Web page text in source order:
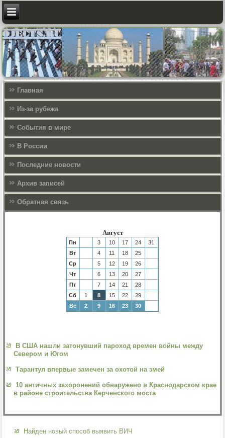
Главная
Из-за рубежа
События в мире
В России
Последние новости
Архив записей
Обратная связь
Август
Пн 3 10 17 24
31
Вт
4 11 18
25
Ср
5 12 19
26
Чт
6 13 20
27
Пт
7 14 21
28
Сб
1 8 15 22
29
Вс
2 9 16 23 30
В США нашли затонувший пароход времен войны между
Севером и Югом
Тарантул впервые замечен за охотой на змей
10 античных захоронений обнаружено в Краснодарском крае
в районе строительства Керченского моста
Найден новый способ выявить ВИЧ